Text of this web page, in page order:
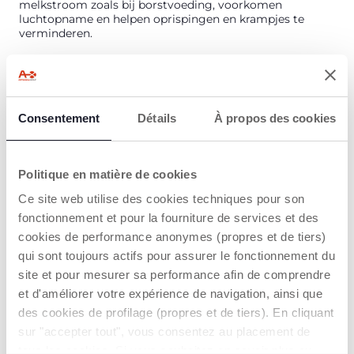
Consentement Détails À propos des cookies
Politique en matière de cookies
Ce site web utilise des cookies techniques pour son
fonctionnement et pour la fourniture de services et des
cookies de performance anonymes (propres et de tiers)
qui sont toujours actifs pour assurer le fonctionnement du
site et pour mesurer sa performance afin de comprendre
et d'améliorer votre expérience de navigation, ainsi que
des cookies de profilage (propres et de tiers). En cliquant
sur "accepter tout", vous consentez au placement de
melkstroom zoals bij borstvoeding, voorkomen
luchtopname en helpen oprispingen en krampjes te
verminderen.
PRODUCT DETAILS
WAARSCHUWINGEN EN INSTRUCTIES
Een handelaar vinden
PRODUCTKENMERKEN